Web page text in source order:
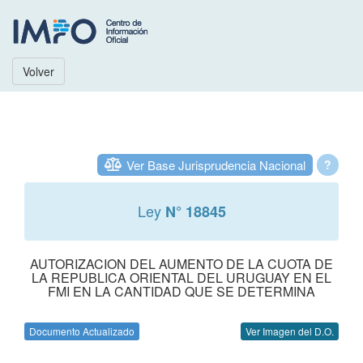
Volver
?
Ver Base Jurisprudencia Nacional
Ley N° 18845
AUTORIZACION DEL AUMENTO DE LA CUOTA DE
LA REPUBLICA ORIENTAL DEL URUGUAY EN EL
FMI EN LA CANTIDAD QUE SE DETERMINA
Documento Actualizado Ver Imagen del D.O.